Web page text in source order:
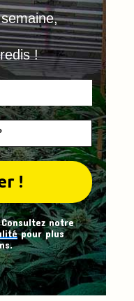
!
notre
pour plus